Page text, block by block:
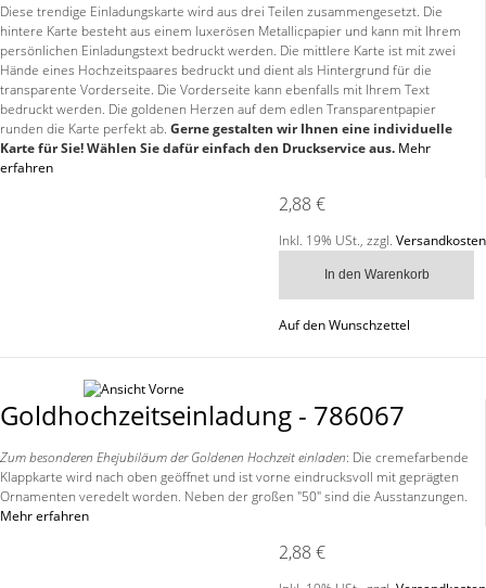
Diese trendige Einladungskarte wird aus drei Teilen zusammengesetzt. Die
hintere Karte besteht aus einem luxerösen Metallicpapier und kann mit Ihrem
persönlichen Einladungstext bedruckt werden. Die mittlere Karte ist mit zwei
Hände eines Hochzeitspaares bedruckt und dient als Hintergrund für die
transparente Vorderseite. Die Vorderseite kann ebenfalls mit Ihrem Text
bedruckt werden. Die goldenen Herzen auf dem edlen Transparentpapier
runden die Karte perfekt ab. Gerne gestalten wir Ihnen eine individuelle
Karte für Sie! Wählen Sie dafür einfach den Druckservice aus. Mehr
erfahren
2,88 €
Inkl. 19% USt., zzgl. Versandkosten
In den Warenkorb
Auf den Wunschzettel
Goldhochzeitseinladung - 786067
Zum besonderen Ehejubiläum der Goldenen Hochzeit einladen: Die cremefarbende
Klappkarte wird nach oben geöffnet und ist vorne eindrucksvoll mit geprägten
Ornamenten veredelt worden. Neben der großen "50" sind die Ausstanzungen.
Mehr erfahren
2,88 €